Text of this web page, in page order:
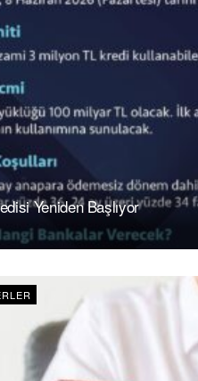
Yeniden Başlıyor